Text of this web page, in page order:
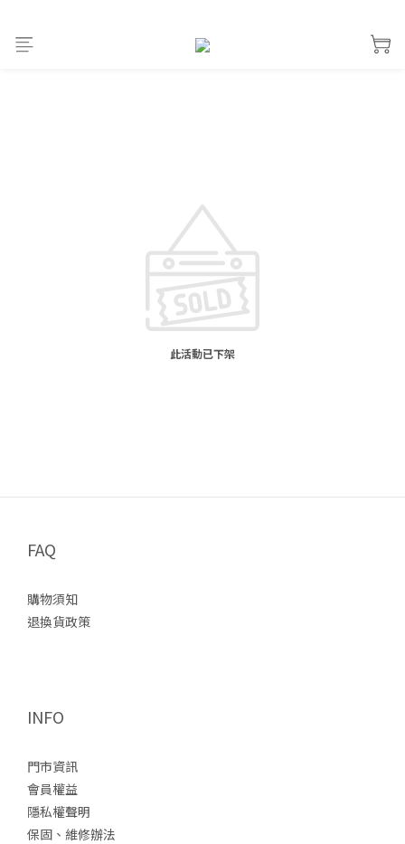
此活動已下架
FAQ
購物須知
退換貨政策
INFO
門市資訊
會員權益
隱私權聲明
保固、維修辦法